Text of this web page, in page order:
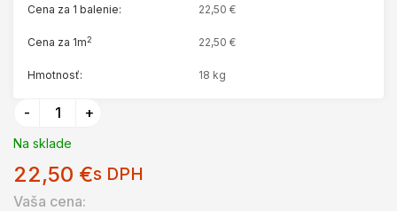
Cena za 1 balenie: 22,50 €
Cena za 1m2 22,50 €
Hmotnosť: 18 kg
Na sklade
22,50 €s DPH
Vaša cena: